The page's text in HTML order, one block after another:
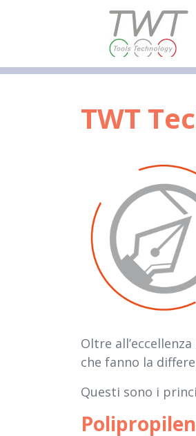
TWT
Oltre
che fanno la
Questi sono i